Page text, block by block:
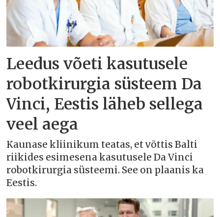
Leedus võeti kasutusele
robotkirurgia süsteem Da
Vinci, Eestis läheb sellega
veel aega
Kaunase kliinikum teatas, et võttis Balti
riikides esimesena kasutusele Da Vinci
robotkirurgia süsteemi. See on plaanis ka
Eestis.